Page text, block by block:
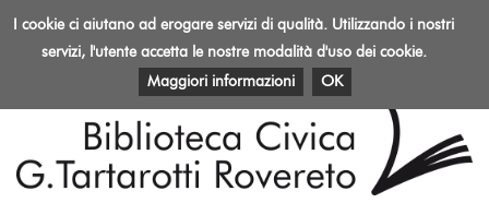
Toggle
Biblioteca
Rovereto
EVENTI E ATTIVITÀ PATRIMONIO E RISORSE
I cookie ci aiutano ad erogare servizi di qualità. Utilizzando i nostri
servizi, l'utente accetta le nostre modalità d'uso dei cookie.
Maggiori informazioni
OK